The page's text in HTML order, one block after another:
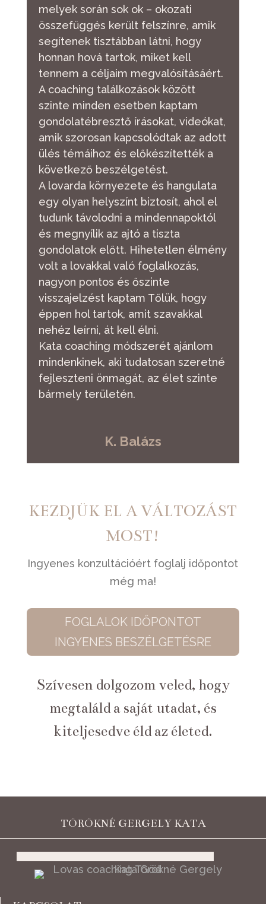
melyek során sok ok – okozati
összefüggés került felszínre, amik
segítenek tisztábban látni, hogy
honnan hová tartok, miket kell
tennem a céljaim megvalósításáért.
A coaching találkozások között
szinte minden esetben kaptam
gondolatébresztő írásokat, videókat,
amik szorosan kapcsolódtak az adott
ülés témáihoz és előkészítették a
következő beszélgetést.
A lovarda környezete és hangulata
egy olyan helyszínt biztosít, ahol el
tudunk távolodni a mindennapoktól
és megnyílik az ajtó a tiszta
gondolatok előtt. Hihetetlen élmény
volt a lovakkal való foglalkozás,
nagyon pontos és őszinte
visszajelzést kaptam Tőlük, hogy
éppen hol tartok, amit szavakkal
nehéz leírni, át kell élni.
Kata coaching módszerét ajánlom
mindenkinek, aki tudatosan szeretné
fejleszteni önmagát, az élet szinte
bármely területén.
K. Balázs
KEZDJÜK EL A VÁLTOZÁST
MOST!
Ingyenes konzultációért foglalj időpontot
még ma!
FOGLALOK IDŐPONTOT
INGYENES BESZÉLGETÉSRE
Szívesen dolgozom veled, hogy
megtaláld a saját utadat, és
kiteljesedve éld az életed.
TÖRÖKNÉ GERGELY KATA